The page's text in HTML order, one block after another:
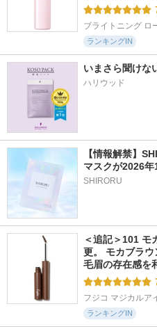
ブライトニング ロ
ランキングIN
いまさら聞けな
ハリウッド
【情報解禁】
マスクが2026年
SHIRORU
＜追記＞101
更。 モカブラ
毛眉の存在感を
フジコ マジカルア
ランキングIN